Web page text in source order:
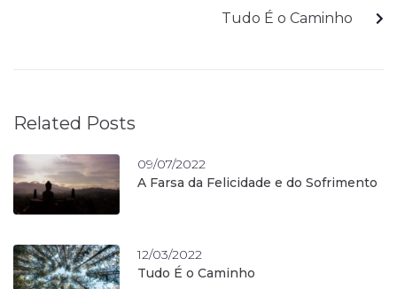
Tudo É o Caminho
Related Posts
09/07/2022
A Farsa da Felicidade e do Sofrimento
12/03/2022
Tudo É o Caminho